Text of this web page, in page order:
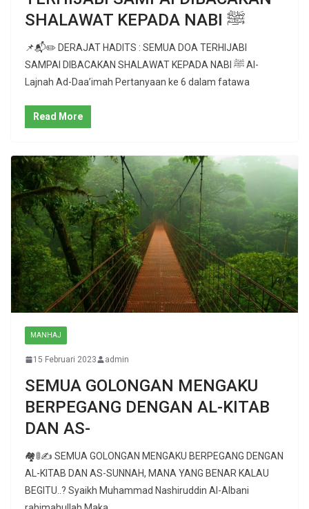
SHALAWAT KEPADA NABI ﷺ
📌📬✏️ DERAJAT HADITS : SEMUA DOA TERHIJABI
SAMPAI DIBACAKAN SHALAWAT KEPADA NABI ﷺ Al-
Lajnah Ad-Daa’imah Pertanyaan ke 6 dalam fatawa
Read More
MANHAJ
15 Februari 2023 admin
SEMUA GOLONGAN MENGAKU
BERPEGANG DENGAN AL-KITAB
DAN AS-
🏘🚦✍ SEMUA GOLONGAN MENGAKU BERPEGANG DENGAN
AL-KITAB DAN AS-SUNNAH, MANA YANG BENAR KALAU
BEGITU..? Syaikh Muhammad Nashiruddin Al-Albani